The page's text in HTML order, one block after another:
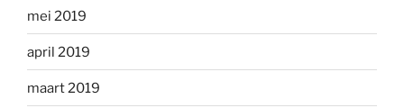
mei 2019
april 2019
maart 2019